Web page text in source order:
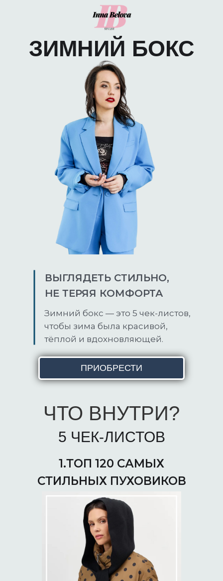
ПРИОБРЕСТИ
ВЫГЛЯДЕТЬ СТИЛЬНО,
НЕ ТЕРЯЯ КОМФОРТА
ЗИМНИЙ БОКС
Зимний бокс — это 5 чек-листов,
чтобы зима была красивой,
тёплой и вдохновляющей.
ЧТО ВНУТРИ?
1.ТОП 120 САМЫХ
СТИЛЬНЫХ ПУХОВИКОВ
5 ЧЕК-ЛИСТОВ